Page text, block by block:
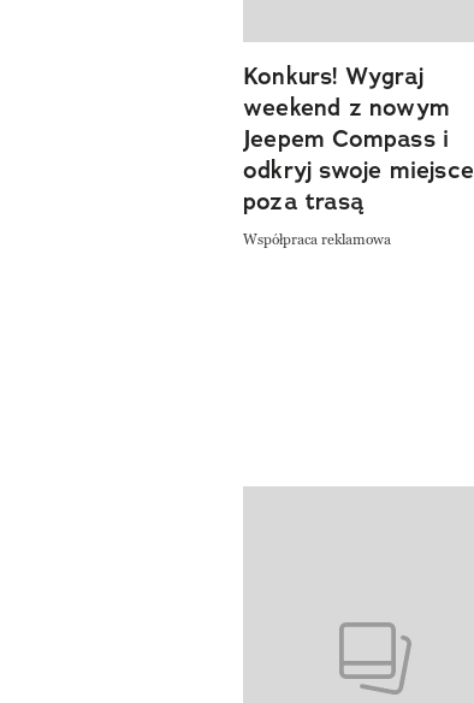
Konkurs! Wygraj
weekend z nowym
Jeepem Compass i
odkryj swoje miejsce
poza trasą
Współpraca reklamowa